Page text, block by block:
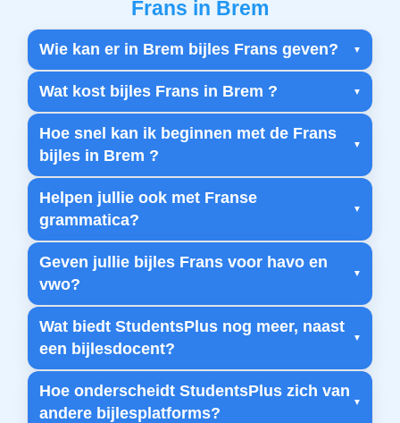
Frans in Brem
Wie kan er in Brem bijles Frans geven?
Wat kost bijles Frans in Brem ?
Hoe snel kan ik beginnen met de Frans
bijles in Brem ?
Helpen jullie ook met Franse
grammatica?
Geven jullie bijles Frans voor havo en
vwo?
Wat biedt StudentsPlus nog meer, naast
een bijlesdocent?
Hoe onderscheidt StudentsPlus zich van
andere bijlesplatforms?